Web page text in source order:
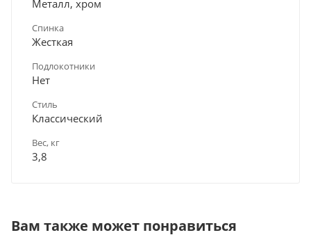
Металл, хром
Спинка
Жесткая
Подлокотники
Нет
Стиль
Классический
Вес, кг
3,8
Вам также может понравиться